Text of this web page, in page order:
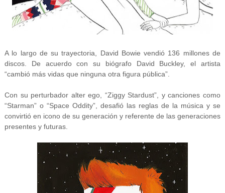
A lo largo de su trayectoria, David Bowie vendió 136 millones de
discos. De acuerdo con su biógrafo David Buckley, el artista
“cambió más vidas que ninguna otra figura pública”.
Con su perturbador alter ego, “Ziggy Stardust”, y canciones como
“Starman” o “Space Oddity”, desafió las reglas de la música y se
convirtió en icono de su generación y referente de las generaciones
presentes y futuras.